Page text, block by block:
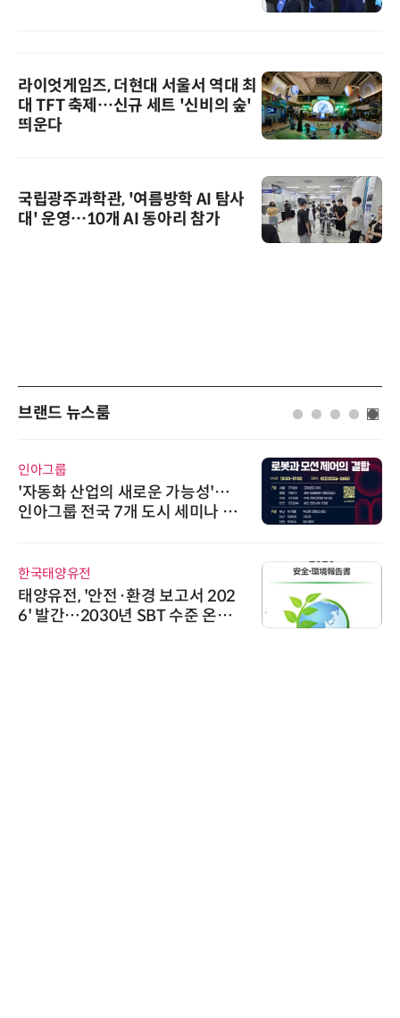
라이엇게임즈, 더현대 서울서 역대 최
대 TFT 축제…신규 세트 '신비의 숲'
띄운다
국립광주과학관, '여름방학 AI 탐사
대' 운영…10개 AI 동아리 참가
브랜드 뉴스룸
인아그룹
'자동화 산업의 새로운 가능성'…
인아그룹 전국 7개 도시 세미나 페
한국태양유전
태양유전, '안전·환경 보고서 202
6' 발간…2030년 SBT 수준 온실